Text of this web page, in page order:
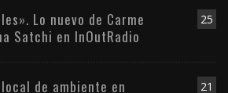
25
Lo nuevo de Carme
Satchi en InOutRadio
21
local de ambiente en